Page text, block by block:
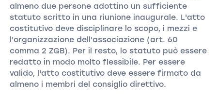
almeno due persone adottino un sufficiente
statuto scritto in una riunione inaugurale. L'atto
costitutivo deve disciplinare lo scopo, i mezzi e
l'organizzazione dell'associazione (art. 60
comma 2 ZGB). Per il resto, lo statuto può essere
redatto in modo molto flessibile. Per essere
valido, l'atto costitutivo deve essere firmato da
almeno i membri del consiglio direttivo.